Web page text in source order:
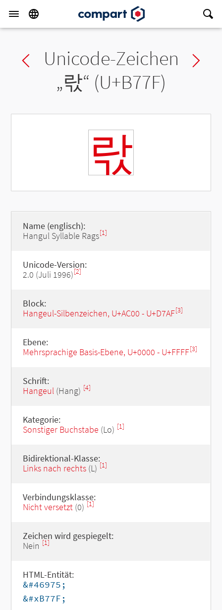
Previous char
Unicode-Zeichen
„띿“ (U+B77F)
띿
Name (englisch):
Hangul Syllable Rags[1]
Unicode-Version:
2.0 (Juli 1996)[2]
Block:
Hangeul-Silbenzeichen, U+AC00 - U+D7AF[3]
Ebene:
Mehrsprachige Basis-Ebene, U+0000 - U+FFFF[3]
Schrift:
Hangeul(Hang) [4]
Kategorie:
Sonstiger Buchstabe (Lo) [1]
Bidirektional-Klasse:
Links nach rechts(L) [1]
Verbindungsklasse:
Nicht versetzt(0) [1]
Zeichen wird gespiegelt:
Nein [1]
HTML-Entität:
&#46975;
&#xB77F;